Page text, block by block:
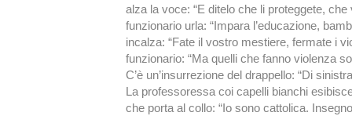
alza la voce: “E ditelo che li proteggete, che
funzionario urla: “Impara l’educazione,
incalza: “Fate il vostro mestiere, fermate i
funzionario: “Ma quelli che fanno violenza
C’è un’insurrezione del drappello: “Di
La professoressa coi capelli bianchi
che porta al collo: “Io sono cattolica.